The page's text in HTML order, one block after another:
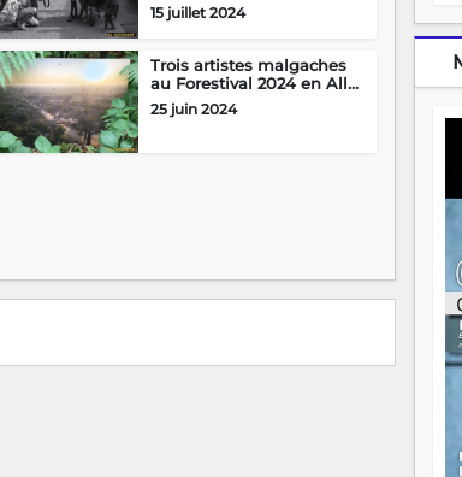
15 juillet 2024
Trois artistes malgaches
au Forestival 2024 en All...
25 juin 2024